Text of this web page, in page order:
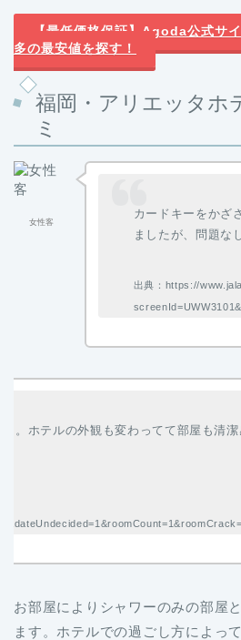
【最低価格保証】Agoda公式サ
多の最安値を探す！
福岡・アリエッタホ
ミ
女性客
カードキーをかざ
ましたが、問題な
出典：https://
。ホテルの外観も変わってて部屋も清潔
お部屋によりシャワーのみの部屋
ます。ホテルでの過ごし方によっ